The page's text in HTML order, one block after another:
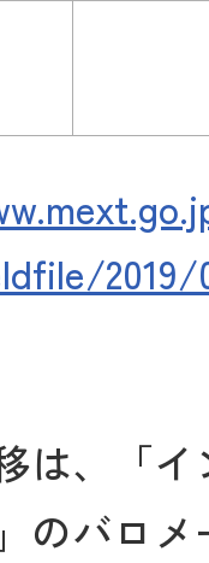
2019/
は、「イ
のバロ